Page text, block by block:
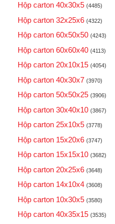
Hộp carton 40x30x5 (4485)
Hộp carton 32x25x6 (4322)
Hộp carton 60x50x50 (4243)
Hộp carton 60x60x40 (4113)
Hộp carton 20x10x15 (4054)
Hộp carton 40x30x7 (3970)
Hộp carton 50x50x25 (3906)
Hộp carton 30x40x10 (3867)
Hộp carton 25x10x5 (3778)
Hộp carton 15x20x6 (3747)
Hộp carton 15x15x10 (3682)
Hộp carton 20x25x6 (3648)
Hộp carton 14x10x4 (3608)
Hộp carton 10x30x5 (3580)
Hộp carton 40x35x15 (3535)